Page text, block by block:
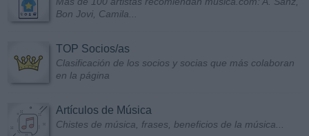
Bon Jovi, Camila...
TOP Socios/as
Clasificación de los socios y socias que más colaboran
en la página
Artículos de Música
Chistes de música, frases, beneficios de la música...